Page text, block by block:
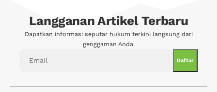
Langganan Artikel Terbaru
Dapatkan informasi seputar hukum terkini langsung dari
genggaman Anda.